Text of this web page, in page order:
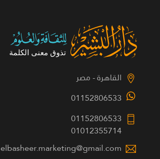
القاهرة - مصر
01152806533
01152806533
01012355714
elbasheer.marketing@gmail.com